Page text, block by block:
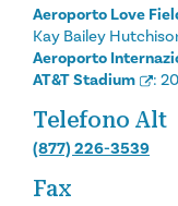
Aeroporto Love
Kay Bailey
Aeroporto
AT&T Stadium
:
Telefono Alt
(877) 226-3539
Fax